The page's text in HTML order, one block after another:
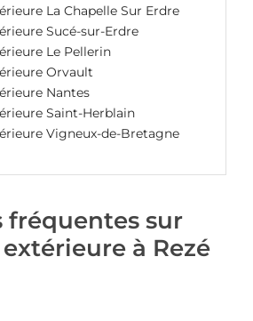
La Chapelle Sur Erdre
Sucé-sur-Erdre
Le Pellerin
Orvault
Nantes
Saint-Herblain
Vigneux-de-Bretagne
fréquentes sur
à Rezé